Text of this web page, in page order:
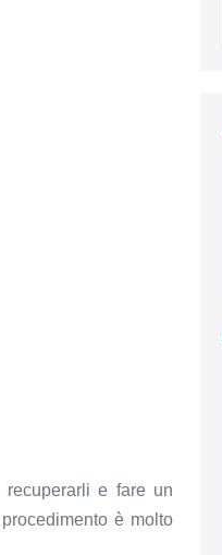
e fare un
è molto